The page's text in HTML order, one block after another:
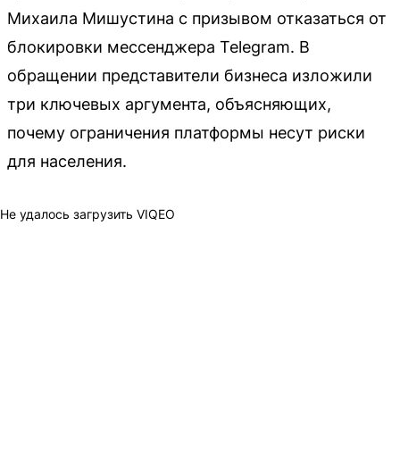
Михаила Мишустина с призывом отказаться от
блокировки мессенджера Telegram. В
обращении представители бизнеса изложили
три ключевых аргумента, объясняющих,
почему ограничения платформы несут риски
для населения.
Не удалось загрузить VIQEO